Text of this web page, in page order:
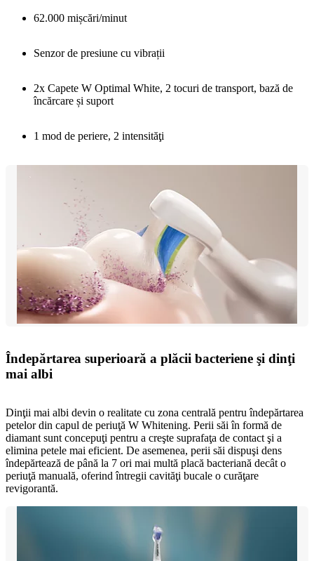
62.000 mișcări/minut
Senzor de presiune cu vibrații
2x Capete W Optimal White, 2 tocuri de transport, bază de
încărcare și suport
1 mod de periere, 2 intensităţi
Îndepărtarea superioară a plăcii bacteriene şi dinţi
mai albi
Dinţii mai albi devin o realitate cu zona centrală pentru îndepărtarea
petelor din capul de periuţă W Whitening. Perii săi în formă de
diamant sunt concepuţi pentru a creşte suprafaţa de contact şi a
elimina petele mai eficient. De asemenea, perii săi dispuşi dens
îndepărtează de până la 7 ori mai multă placă bacteriană decât o
periuţă manuală, oferind întregii cavităţi bucale o curăţare
revigorantă.